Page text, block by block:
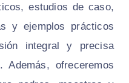
estudios de caso,
y ejemplos prácticos
integral y precisa
ofreceremos